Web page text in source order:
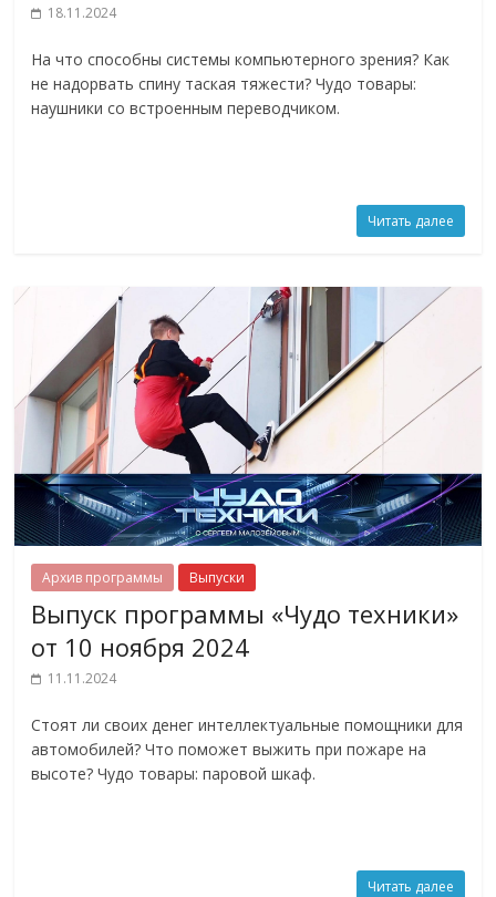
18.11.2024
На что способны системы компьютерного зрения? Как
не надорвать спину таская тяжести? Чудо товары:
наушники со встроенным переводчиком.
Читать далее
Архив программы Выпуски
Выпуск программы «Чудо техники»
от 10 ноября 2024
11.11.2024
Стоят ли своих денег интеллектуальные помощники для
автомобилей? Что поможет выжить при пожаре на
высоте? Чудо товары: паровой шкаф.
Читать далее